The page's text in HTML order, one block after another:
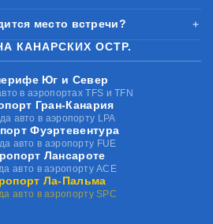
место встречи?
＋
КАНАРСКИХ ОСТР.
Юг и Север
в аэропортах TFS и TFN
Гран-Канария
авто в аэропорту LPA
Фуэртевентура
авто в аэропорту FUE
Лансароте
авто в аэропорту ACE
Ла-Пальма
авто в аэропорту SPC